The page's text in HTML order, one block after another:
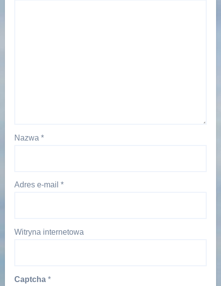
Nazwa *
Adres e-mail *
Witryna internetowa
Captcha *